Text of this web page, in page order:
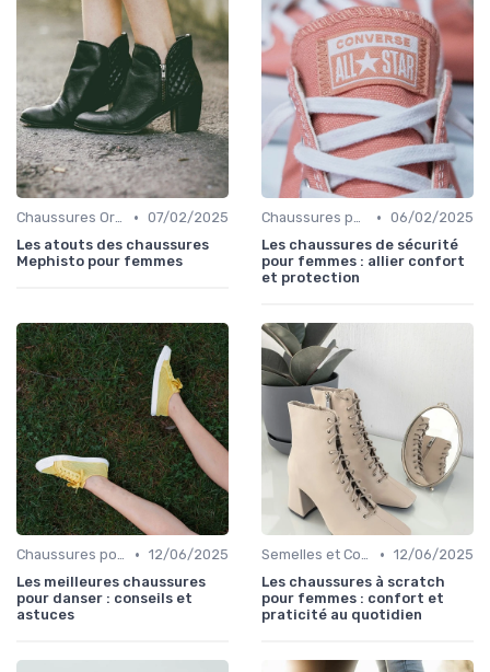
Chaussures Orthopédiques • 07/02/2025
Les atouts des chaussures
Mephisto pour femmes
Chaussures pour Occasions Spéciales • 06/02/2025
Les chaussures de sécurité
pour femmes : allier confort
et protection
Chaussures pour Occasions Spéciales • 12/06/2025
Les meilleures chaussures
pour danser : conseils et
astuces
Semelles et Confort du Pied • 12/06/2025
Les chaussures à scratch
pour femmes : confort et
praticité au quotidien